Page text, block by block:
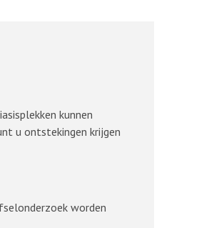
kunnen
u ontstekingen krijgen
worden